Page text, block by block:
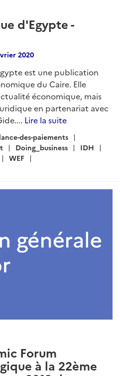
d'Egypte -
2020
est une publication
du Caire. Elle
économique, mais
en partenariat avec
Lire la suite
des-paiements
Doing_business
IDH
WEF
Forum
à la 22ème